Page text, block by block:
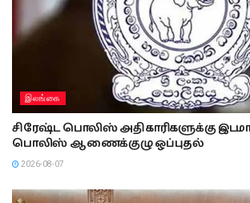
இலங்கை
சிரேஷ்ட பொலிஸ் அதிகாரிகளுக்கு
பொலிஸ் ஆணைக்குழு ஒப்புதல்
2026-08-07